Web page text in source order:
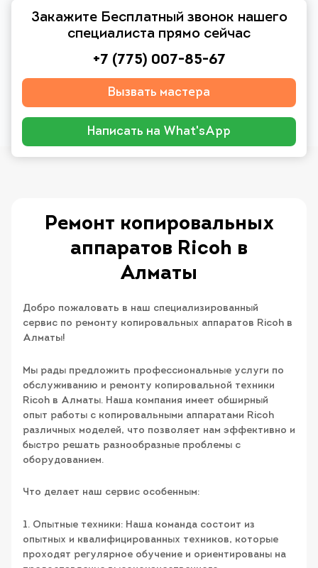
Закажите Бесплатный звонок нашего
специалиста прямо сейчас
+7 (775) 007-85-67
Вызвать мастера
Написать на What'sApp
Ремонт копировальных
аппаратов Ricoh в
Алматы
Добро пожаловать в наш специализированный
сервис по ремонту копировальных аппаратов Ricoh в
Алматы!
Мы рады предложить профессиональные услуги по
обслуживанию и ремонту копировальной техники
Ricoh в Алматы. Наша компания имеет обширный
опыт работы с копировальными аппаратами Ricoh
различных моделей, что позволяет нам эффективно и
быстро решать разнообразные проблемы с
оборудованием.
Что делает наш сервис особенным:
1. Опытные техники: Наша команда состоит из
опытных и квалифицированных техников, которые
проходят регулярное обучение и ориентированы на